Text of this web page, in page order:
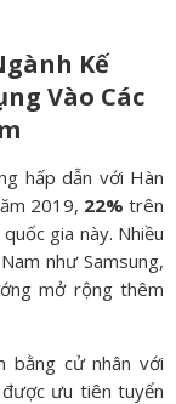
Kế
Vào Các
hấp dẫn với Hàn
2019, 22% trên
gia này. Nhiều
như Samsung,
mở rộng thêm
cử nhân với
ưu tiên tuyển